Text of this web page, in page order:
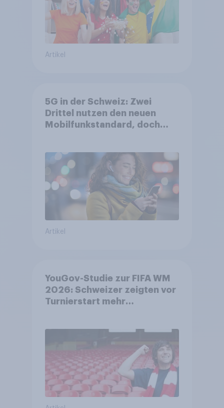
Artikel
5G in der Schweiz: Zwei
Drittel nutzen den neuen
Mobilfunkstandard, doch
Artikel
YouGov-Studie zur FIFA WM
2026: Schweizer zeigten vor
Turnierstart mehr